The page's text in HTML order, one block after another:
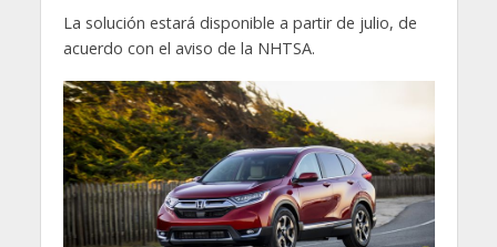
La solución estará disponible a partir de julio, de
acuerdo con el aviso de la NHTSA.